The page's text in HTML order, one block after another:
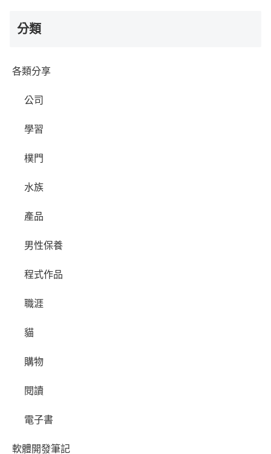
分類
各類分享
公司
學習
樸門
水族
產品
男性保養
程式作品
職涯
貓
購物
閱讀
電子書
軟體開發筆記